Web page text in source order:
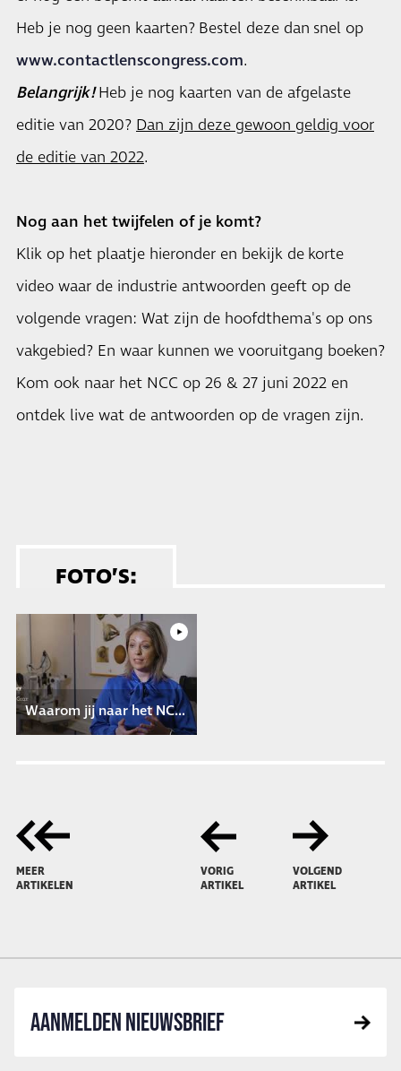
Heb je nog geen kaarten? Bestel deze dan snel op
www.contactlenscongress.com.
Belangrijk! Heb je nog kaarten van de afgelaste
editie van 2020? Dan zijn deze gewoon geldig voor
de editie van 2022.
Nog aan het twijfelen of je komt?
Klik op het plaatje hieronder en bekijk de korte
video waar de industrie antwoorden geeft op de
volgende vragen: Wat zijn de hoofdthema's op ons
vakgebied? En waar kunnen we vooruitgang boeken?
Kom ook naar het NCC op 26 & 27 juni 2022 en
ontdek live wat de antwoorden op de vragen zijn.
FOTO’S:
Waarom jij naar het NCC moet gaan - 1
MEER
ARTIKELEN
VORIG
ARTIKEL
VOLGEND
ARTIKEL
AANMELDEN NIEUWSBRIEF